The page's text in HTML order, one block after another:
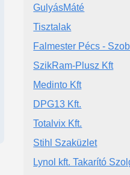
GulyásMáté
Tisztalak
Falmester Pécs -
SzikRam-Plusz Kft
Medinto Kft
DPG13 Kft.
Totalvix Kft.
Stihl Szaküzlet
Lynol kft. Takarító